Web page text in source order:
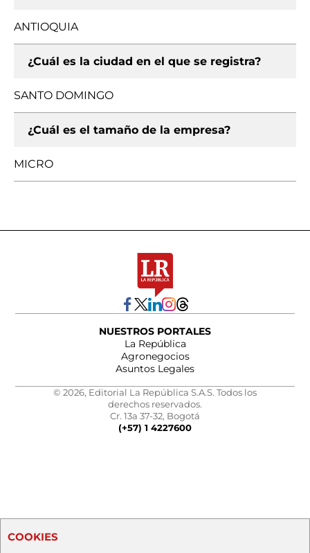
ANTIOQUIA
¿Cuál es la ciudad en el que se registra?
SANTO DOMINGO
¿Cuál es el tamaño de la empresa?
MICRO
NUESTROS PORTALES
La República
Agronegocios
Asuntos Legales
© 2026, Editorial La República S.A.S. Todos los
derechos reservados.
Cr. 13a 37-32, Bogotá
(+57) 1 4227600
COOKIES